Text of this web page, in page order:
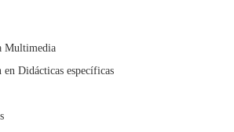
Multimedia
Didácticas específicas